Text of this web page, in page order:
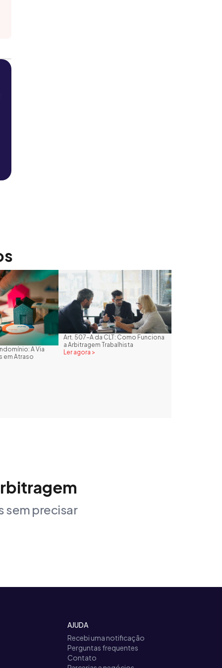
A Via
em Atraso
Art. 507-A da CLT: Como Funciona
a Arbitragem Trabalhista
Ler agora >
sem precisar
AJUDA
Recebi uma notificação
Perguntas frequentes
Contato